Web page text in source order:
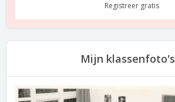
Registreer gratis
Mijn klassenfoto's